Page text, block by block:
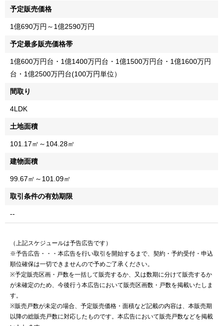
予定販売価格
1億690万円～1億2590万円
予定最多販売価格帯
1億600万円台・1億1400万円台・1億1500万円台・1億1600万円
台・1億2500万円台(100万円単位）
間取り
4LDK
土地面積
101.17㎡～104.28㎡
建物面積
99.67㎡～101.09㎡
取引条件の有効期限
--
（上記スケジュールは予告広告です）
※予告広告・・・本広告を行い取引を開始するまで、契約・予約受付・申込
順位確保は一切できませんので予めご了承ください。
※予定販売区画・戸数を一括して販売するか、又は数期に分けて販売するか
が未確定のため、今後行う本広告において販売区画数・戸数を掲載いたしま
す。
※販売戸数が未定の場合、予定販売価格・面積など記載の内容は、本販売期
以降の総販売戸数に対応したものです。本広告において販売戸数などを掲載